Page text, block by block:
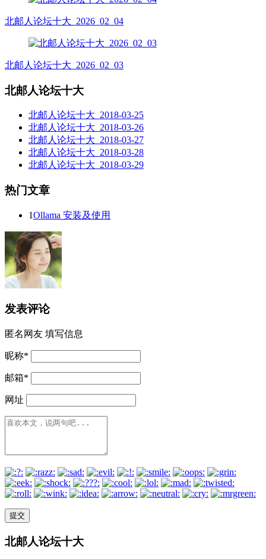
北邮人论坛十大_2026_02_04
北邮人论坛十大_2026_02_03
北邮人论坛十大
北邮人论坛十大_2018-03-25
北邮人论坛十大_2018-03-26
北邮人论坛十大_2018-03-27
北邮人论坛十大_2018-03-28
北邮人论坛十大_2018-03-29
热门文章
1Ollama 安装及使用
发表评论
匿名网友 填写信息
昵称*
邮箱*
网址
北邮人论坛十大